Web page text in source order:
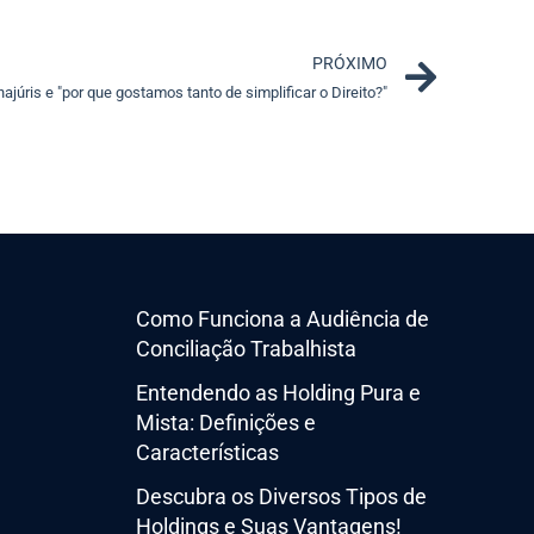
PRÓXIMO
e "por que gostamos tanto de simplificar o Direito?"
Como Funciona a Audiência de
Conciliação Trabalhista
Entendendo as Holding Pura e
Mista: Definições e
Características
Descubra os Diversos Tipos de
Holdings e Suas Vantagens!